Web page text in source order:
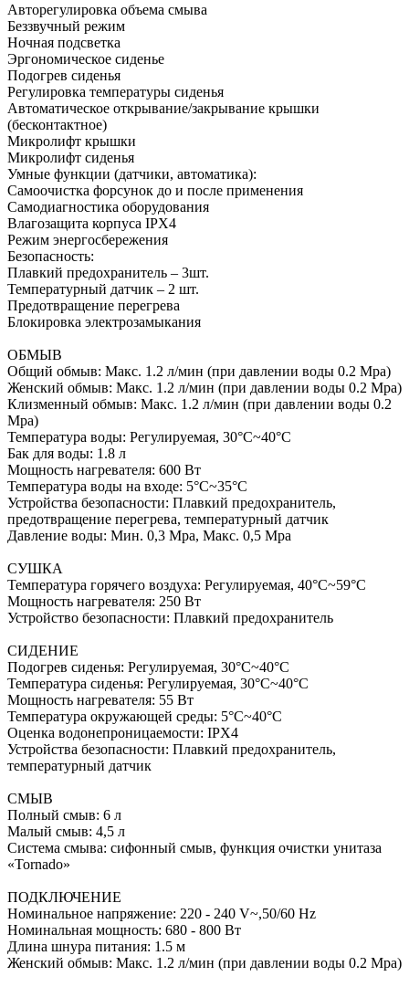
Авторегулировка объема смыва
Беззвучный режим
Ночная подсветка
Эргономическое сиденье
Подогрев сиденья
Регулировка температуры сиденья
Автоматическое открывание/закрывание крышки
(бесконтактное)
Микролифт крышки
Микролифт сиденья
Умные функции (датчики, автоматика):
Самоочистка форсунок до и после применения
Самодиагностика оборудования
Влагозащита корпуса IPX4
Режим энергосбережения
Безопасность:
Плавкий предохранитель – 3шт.
Температурный датчик – 2 шт.
Предотвращение перегрева
Блокировка электрозамыкания
ОБМЫВ
Общий обмыв: Макс. 1.2 л/мин (при давлении воды 0.2 Mpa)
Женский обмыв: Макс. 1.2 л/мин (при давлении воды 0.2 Mpa)
Клизменный обмыв: Макс. 1.2 л/мин (при давлении воды 0.2
Mpa)
Температура воды: Регулируемая, 30°C~40°C
Бак для воды: 1.8 л
Мощность нагревателя: 600 Вт
Температура воды на входе: 5°C~35°C
Устройства безопасности: Плавкий предохранитель,
предотвращение перегрева, температурный датчик
Давление воды: Мин. 0,3 Mpa, Макс. 0,5 Mpa
СУШКА
Температура горячего воздуха: Регулируемая, 40°C~59°C
Мощность нагревателя: 250 Вт
Устройство безопасности: Плавкий предохранитель
СИДЕНИЕ
Подогрев сиденья: Регулируемая, 30°C~40°C
Температура сиденья: Регулируемая, 30°C~40°C
Мощность нагревателя: 55 Вт
Температура окружающей среды: 5°C~40°C
Оценка водонепроницаемости: IPX4
Устройства безопасности: Плавкий предохранитель,
температурный датчик
СМЫВ
Полный смыв: 6 л
Малый смыв: 4,5 л
Система смыва: сифонный смыв, функция очистки унитаза
«Tornado»
ПОДКЛЮЧЕНИЕ
Номинальное напряжение: 220 - 240 V~,50/60 Hz
Номинальная мощность: 680 - 800 Вт
Длина шнура питания: 1.5 м
Женский обмыв: Макс. 1.2 л/мин (при давлении воды 0.2 Mpa)